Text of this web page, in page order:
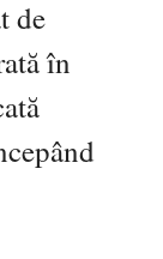
de
în